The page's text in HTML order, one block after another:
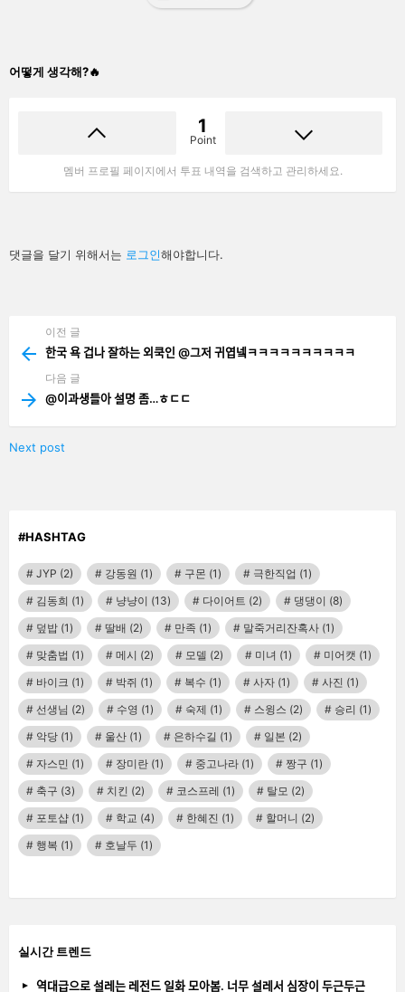
어떻게 생각해?🔥
1
Point
멤버 프로필 페이지에서 투표 내역을 검색하고 관리하세요.
답
글
댓글을 달기 위해서는 로그인해야합니다.
more
이전 글
한국 욕 겁나 잘하는 외쿡인 @그저 귀엽넼ㅋㅋㅋㅋㅋㅋㅋㅋㅋㅋ
다음 글
@이과생들아 설명 좀…ㅎㄷㄷ
Next post
#HASHTAG
JYP (2) 강동원 (1) 구몬 (1) 극한직업 (1)
김동희 (1) 냥냥이 (13) 다이어트 (2) 댕댕이 (8)
덮밥 (1) 딸배 (2) 만족 (1) 말죽거리잔혹사 (1)
맞춤법 (1) 메시 (2) 모델 (2) 미녀 (1) 미어캣 (1)
바이크 (1) 박쥐 (1) 복수 (1) 사자 (1) 사진 (1)
선생님 (2) 수영 (1) 숙제 (1) 스윙스 (2) 승리 (1)
악당 (1) 울산 (1) 은하수길 (1) 일본 (2)
자스민 (1) 장미란 (1) 중고나라 (1) 짱구 (1)
축구 (3) 치킨 (2) 코스프레 (1) 탈모 (2)
포토샵 (1) 학교 (4) 한혜진 (1) 할머니 (2)
행복 (1) 호날두 (1)
실시간 트렌드
역대급으로 설레는 레전드 일화 모아봄. 너무 설레서 심장이 두근두근